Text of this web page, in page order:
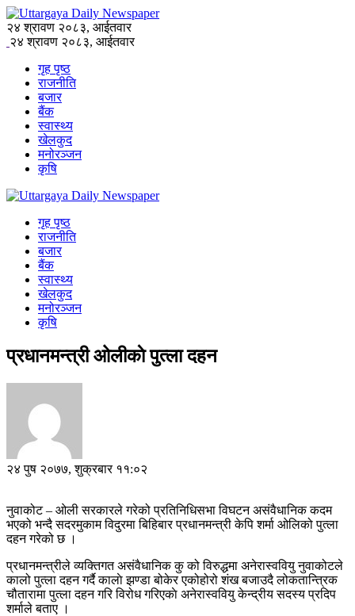
२४ श्रावण २०८३, आईतवार
२४ श्रावण २०८३, आईतवार
गृह पृष्ठ
राजनीति
बजार
बैंक
स्वास्थ्य
खेलकुद
मनोरञ्जन
कृषि
गृह पृष्ठ
राजनीति
बजार
बैंक
स्वास्थ्य
खेलकुद
मनोरञ्जन
कृषि
प्रधानमन्त्री ओलीकाे पुत्ला दहन
२४ पुष २०७७, शुक्रबार ११:०२
नुवाकोट – ओली सरकारले गरेको प्रतिनिधिसभा विघटन असंवैधानिक कदम
भएको भन्दै सदरमुकाम विदुरमा बिहिबार प्रधानमन्त्री केपि शर्मा ओलिको पुत्ला
दहन गरेको छ ।
प्रधानमन्त्रीले व्यक्तिगत असंवैधानिक कु को विरुद्धमा अनेरास्ववियु नुवाकोटले
कालो पुत्ला दहन गर्दै कालाे झण्डा बोकेर एकोहोरो शंख बजाउदै लोकतान्त्रिक
चौतारामा पुत्ला दहन गरि विरोध गरिएकाे अनेरास्ववियु केन्द्रीय सदस्य प्रदिप
शर्माले बताए ।